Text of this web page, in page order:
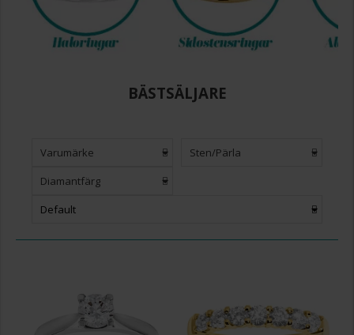
BÄSTSÄLJARE
Varumärke Sten/Pärla
Diamantfärg
Default